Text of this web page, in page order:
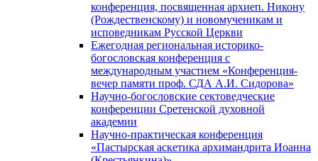
конференция, посвященная архиеп. Никону
(Рождественскому) и новомученикам и
исповедникам Русской Церкви
Ежегодная региональная историко-
богословская конференция с
международным участием «Конференция-
вечер памяти проф. СДА А.И. Сидорова»
Научно-богословские сектоведческие
конференции Сретенской духовной
академии
Научно-практическая конференция
«Пастырская аскетика архимандрита Иоанна